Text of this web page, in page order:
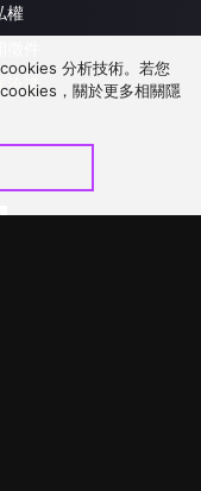
權
洽談
分析技術。若您
，關於更多相關隱